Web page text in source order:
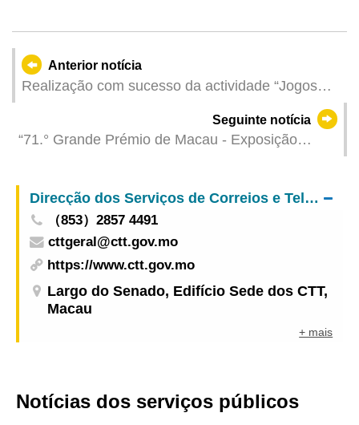
Anterior notícia
Realização com sucesso da actividade “Jogos
Nacionais à sua porta” para responder o espírito
dos Jogos Nacionais para toda a população
Seguinte notícia
“71.° Grande Prémio de Macau - Exposição
de Piloto da Taça do Mundo de FR da FIA”
inaugurada hoje (dia 8) comemora estreia
mundial
Direcção dos Serviços de Correios e Telecomunicações
（853）2857 4491
cttgeral@ctt.gov.mo
https://www.ctt.gov.mo
Largo do Senado, Edifício Sede dos CTT,
Macau
+ mais
Notícias dos serviços públicos